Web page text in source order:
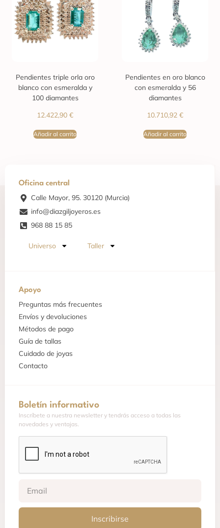
Pendientes triple orla oro
blanco con esmeralda y
100 diamantes
12.422,90 €
Añadir al carrito
Pendientes en oro blanco
con esmeralda y 56
diamantes
10.710,92 €
Añadir al carrito
Oficina central
Calle Mayor, 95. 30120 (Murcia)
info@diazgiljoyeros.es
968 88 15 85
Universo Taller
Apoyo
Preguntas más frecuentes
Envíos y devoluciones
Métodos de pago
Guía de tallas
Cuidado de joyas
Contacto
Boletín informativo
Inscríbete a nuestra newsletter y tendrás acceso a todas las
novedades y ventajas.
Inscribirse